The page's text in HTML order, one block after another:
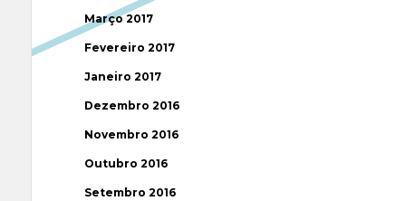
Março 2017
Fevereiro 2017
Janeiro 2017
Dezembro 2016
Novembro 2016
Outubro 2016
Setembro 2016